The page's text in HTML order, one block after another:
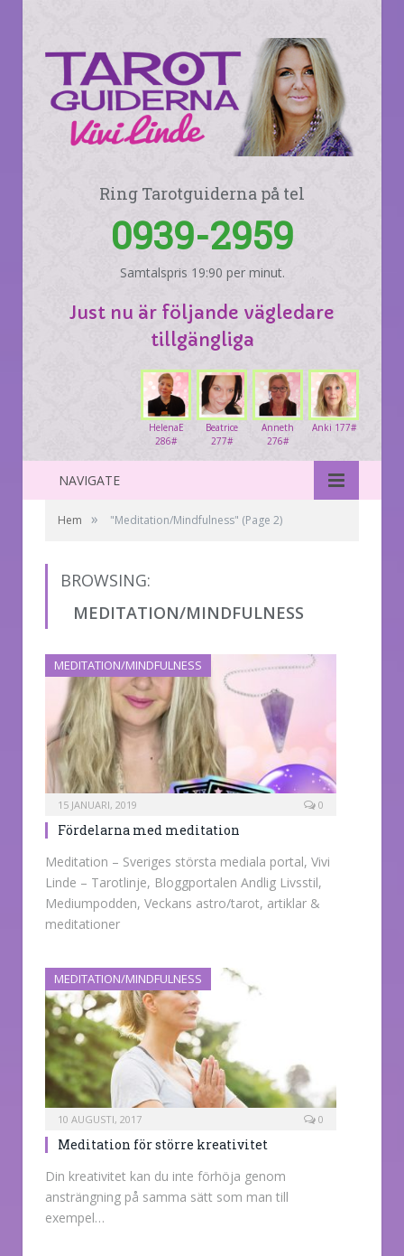
Ring Tarotguiderna på tel
0939-2959
Samtalspris 19:90 per minut.
Just nu är följande vägledare
tillgängliga
Anki 177#
Anneth
276#
Beatrice
277#
HelenaE
286#
NAVIGATE
Hem » "Meditation/Mindfulness" (Page 2)
BROWSING:
MEDITATION/MINDFULNESS
MEDITATION/MINDFULNESS
15 JANUARI, 2019 0
Fördelarna med meditation
Meditation – Sveriges största mediala portal, Vivi
Linde – Tarotlinje, Bloggportalen Andlig Livsstil,
Mediumpodden, Veckans astro/tarot, artiklar &
meditationer
MEDITATION/MINDFULNESS
10 AUGUSTI, 2017 0
Meditation för större kreativitet
Din kreativitet kan du inte förhöja genom
ansträngning på samma sätt som man till
exempel…